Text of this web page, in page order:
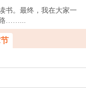
书。最终，我在大家一
路……...